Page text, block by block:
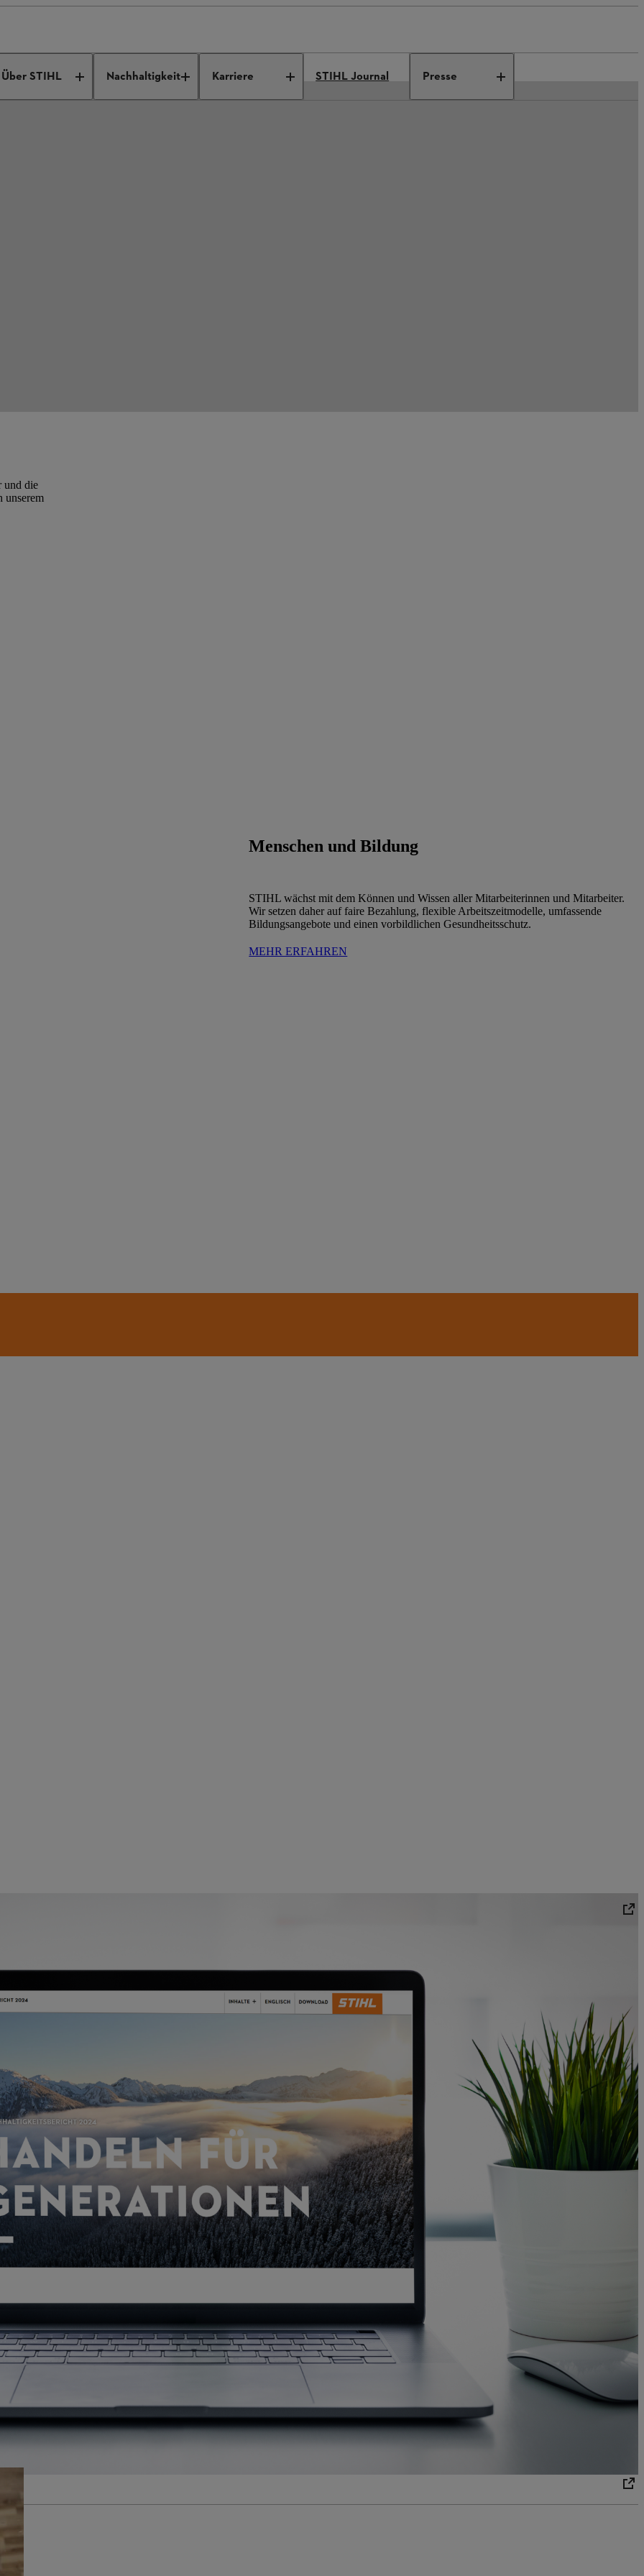
Über STIHL Nachhaltigkeit Karriere STIHL Journal Presse
und die
unserem
Menschen und Bildung
STIHL wächst mit dem Können und Wissen aller Mitarbeiterinnen und Mitarbeiter.
Wir setzen daher auf faire Bezahlung, flexible Arbeitszeitmodelle, umfassende
Bildungsangebote und einen vorbildlichen Gesundheitsschutz.
MEHR ERFAHREN